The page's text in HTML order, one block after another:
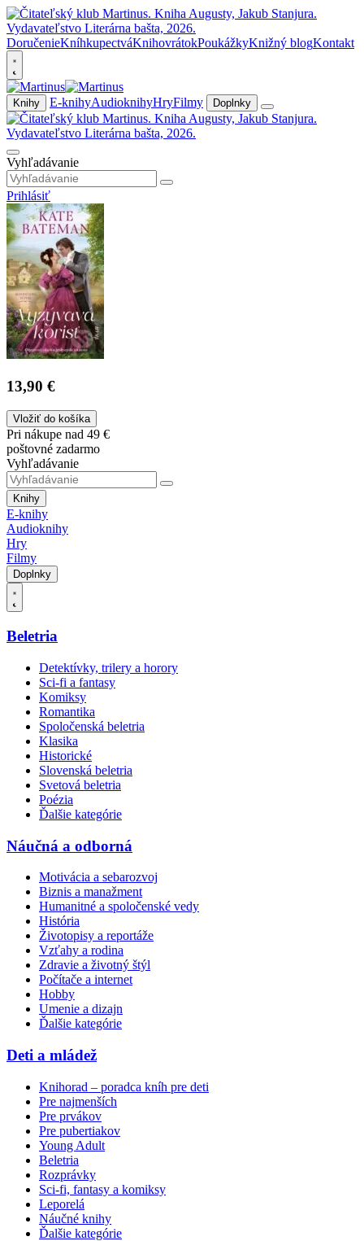
DoručenieKníhkupectváKnihovrátokPoukážkyKnižný blogKontakt
Knihy E-knihyAudioknihyHryFilmy Doplnky
Vyhľadávanie
Prihlásiť
13,90 €
Vložiť do košíka
Pri nákupe nad 49 €
poštovné zadarmo
Vyhľadávanie
Knihy
E-knihy
Audioknihy
Hry
Filmy
Doplnky
Beletria
Detektívky, trilery a horory
Sci-fi a fantasy
Komiksy
Romantika
Spoločenská beletria
Klasika
Historické
Slovenská beletria
Svetová beletria
Poézia
Ďalšie kategórie
Náučná a odborná
Motivácia a sebarozvoj
Biznis a manažment
Humanitné a spoločenské vedy
História
Životopisy a reportáže
Vzťahy a rodina
Zdravie a životný štýl
Počítače a internet
Hobby
Umenie a dizajn
Ďalšie kategórie
Deti a mládež
Knihorad – poradca kníh pre deti
Pre najmenších
Pre prvákov
Pre pubertiakov
Young Adult
Beletria
Rozprávky
Sci-fi, fantasy a komiksy
Leporelá
Náučné knihy
Ďalšie kategórie